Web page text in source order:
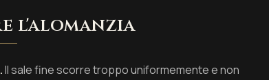
l'alomanzia
Il sale fine scorre troppo uniformemente e non